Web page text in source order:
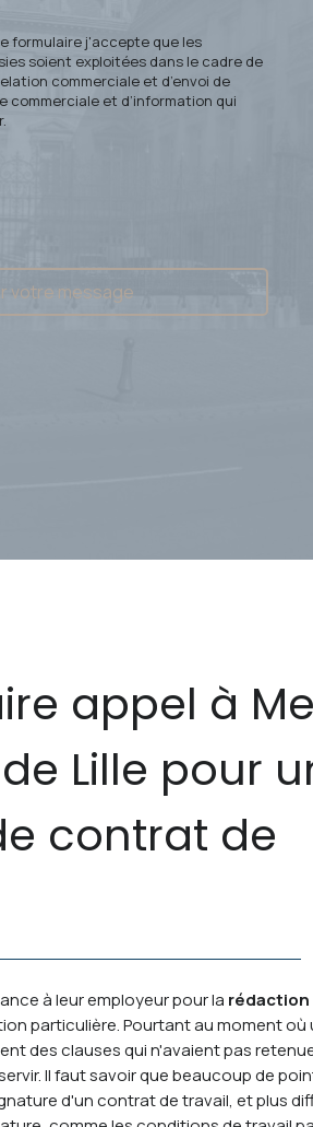
formulaire j'accepte que les
soient exploitées dans le cadre de
commerciale et d’envoi de
commerciale et d’information qui
appel à Me
Lille pour
contrat de
à leur employeur pour la
particulière. Pourtant au moment où
des clauses qui n'avaient pas
Il faut savoir que beaucoup de
d'un contrat de travail, et plus